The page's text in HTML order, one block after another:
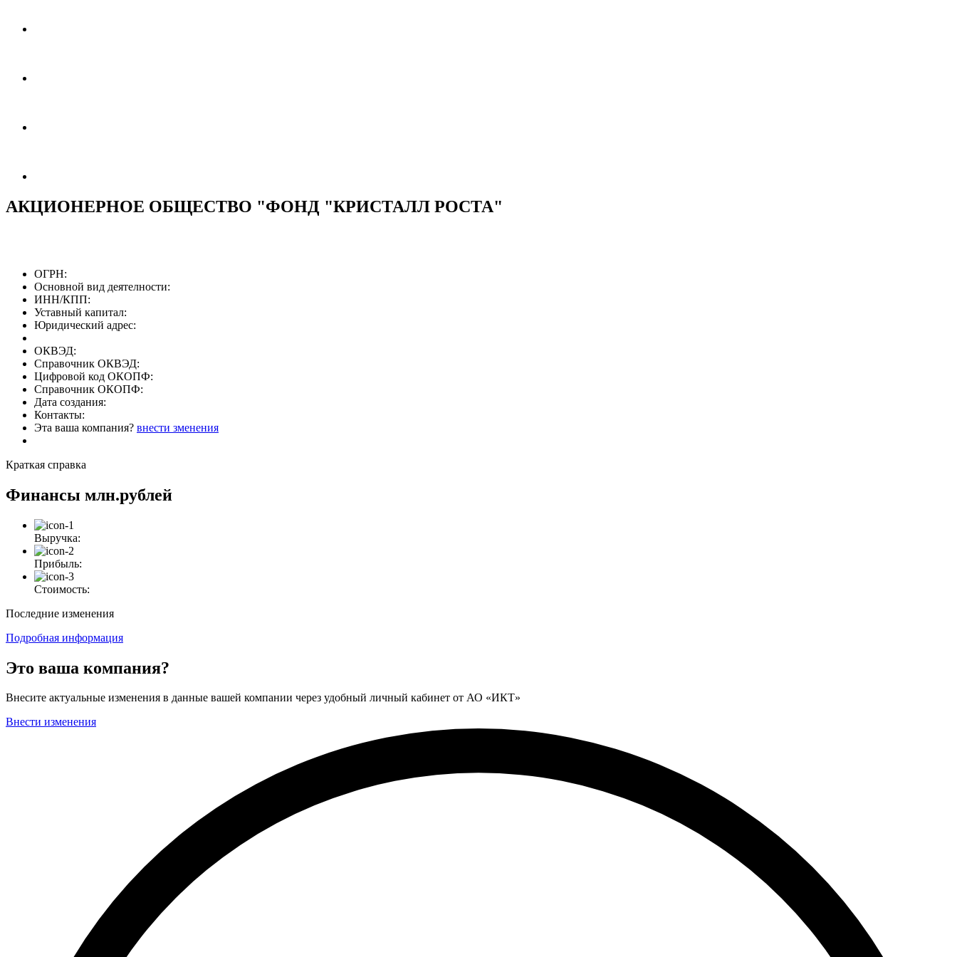
АКЦИОНЕРНОЕ ОБЩЕСТВО "ФОНД "КРИСТАЛЛ РОСТА"
ОГРН:
Основной вид деятелности:
ИНН/КПП:
Уставный капитал:
Юридический адрес:
ОКВЭД:
Справочник ОКВЭД:
Цифровой код ОКОПФ:
Справочник ОКОПФ:
Дата создания:
Контакты:
Эта ваша компания? внести зменения
Краткая справка
Финансы млн.рублей
Выручка:
Прибыль:
Стоимость:
Последние изменения
Подробная информация
Это ваша компания?
Внесите актуальные изменения в данные вашей компании через удобный личный кабинет от АО «ИКТ»
Внести изменения